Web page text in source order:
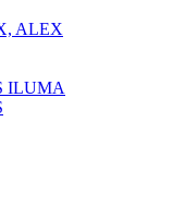
ALEX
ILUMA